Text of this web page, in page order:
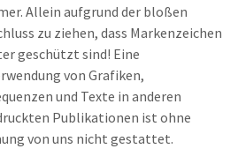
Allein aufgrund der bloßen
zu ziehen, dass Markenzeichen
geschützt sind! Eine
von Grafiken,
und Texte in anderen
Publikationen ist ohne
von uns nicht gestattet.